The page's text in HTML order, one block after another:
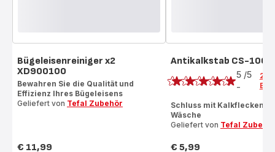
Bügeleisenreiniger x2
XD900100
Bewahren Sie die Qualität und
Effizienz Ihres Bügeleisens
Geliefert von Tefal Zubehör
€ 11,99
Antikalkstab CS-
Bewertung
mit
5
Sternen
5 /5
-
2
Schluss mit Kalkflecken
Wäsche
Geliefert von Tefal
€ 5,99